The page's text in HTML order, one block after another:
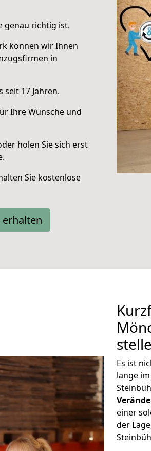
genau richtig ist.
können wir Ihnen
in
17 Jahren.
Ihre Wünsche und
holen Sie sich erst
Sie kostenlose
erhalten
Es ist
lange
einer
der